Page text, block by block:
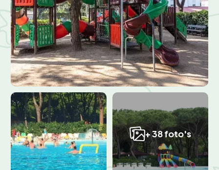
+ 38 foto's